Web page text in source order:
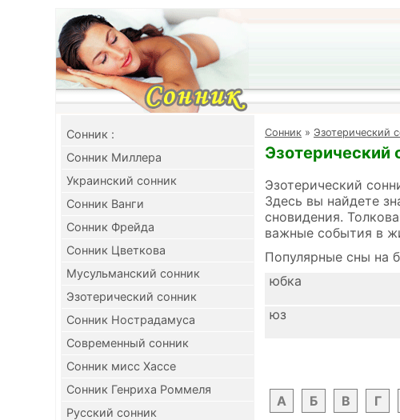
Cонник :
Сонник Миллера
Украинский сонник
Сонник Ванги
Сонник Фрейда
Сонник Цветкова
Мусульманский сонник
Эзотерический сонник
Сонник Нострадамуса
Современный сонник
Сонник мисс Хассе
Сонник Генриха Роммеля
Русский сонник
Cонник » Эзотерический
Эзотерический
Эзотерический
Здесь вы найдете
сновидения.
важные события в
Популярные сны на
юбка
юз
А
Б В Г